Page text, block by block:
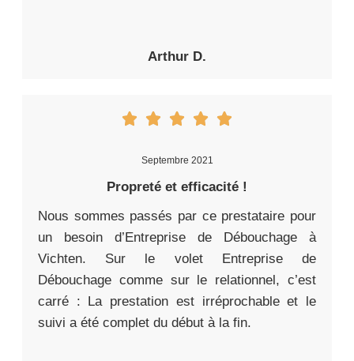
Arthur D.
Septembre 2021
Propreté et efficacité !
Nous sommes passés par ce prestataire pour
un besoin d’Entreprise de Débouchage à
Vichten. Sur le volet Entreprise de
Débouchage comme sur le relationnel, c’est
carré : La prestation est irréprochable et le
suivi a été complet du début à la fin.